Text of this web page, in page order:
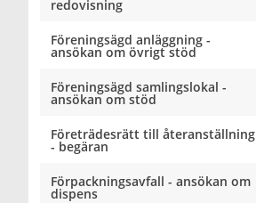
redovisning
Föreningsägd anläggning -
ansökan om övrigt stöd
Föreningsägd samlingslokal -
ansökan om stöd
Företrädesrätt till återanställning
- begäran
Förpackningsavfall - ansökan om
dispens